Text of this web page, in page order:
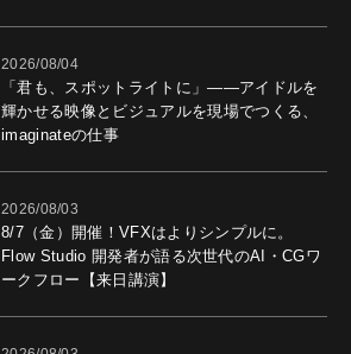
2026/08/04
「君も、スポットライトに」――アイドルを
輝かせる映像とビジュアルを現場でつくる、
imaginateの仕事
2026/08/03
8/7（金）開催！VFXはよりシンプルに。
Flow Studio 開発者が語る次世代のAI・CGワ
ークフロー【来日講演】